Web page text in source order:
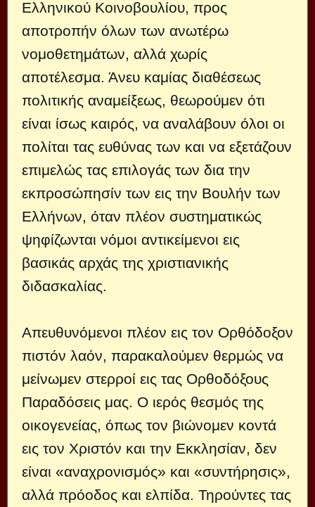
Ελληνικού Κοινοβουλίου, προς
αποτροπήν όλων των ανωτέρω
νομοθετημάτων, αλλά χωρίς
αποτέλεσμα. Άνευ καμίας διαθέσεως
πολιτικής αναμείξεως, θεωρούμεν ότι
είναι ίσως καιρός, να αναλάβουν όλοι οι
πολίται τας ευθύνας των και να εξετάζουν
επιμελώς τας επιλογάς των δια την
εκπροσώπησίν των εις την Βουλήν των
Ελλήνων, όταν πλέον συστηματικώς
ψηφίζωνται νόμοι αντικείμενοι εις
βασικάς αρχάς της χριστιανικής
διδασκαλίας.
Απευθυνόμενοι πλέον εις τον Ορθόδοξον
πιστόν λαόν, παρακαλούμεν θερμώς να
μείνωμεν στερροί εις τας Ορθοδόξους
Παραδόσεις μας. Ο ιερός θεσμός της
οικογενείας, όπως τον βιώνομεν κοντά
εις τον Χριστόν και την Εκκλησίαν, δεν
είναι «αναχρονισμός» και «συντήρησις»,
αλλά πρόοδος και ελπίδα. Τηρούντες τας